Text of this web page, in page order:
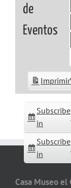
de
Eventos
Subscribe
in
Subscribe
in
Imprimir
Casa Museo el